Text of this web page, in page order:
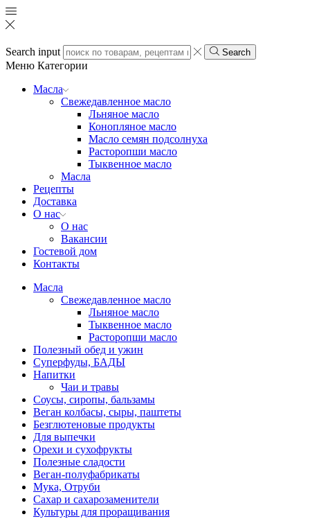
Search input Search
Меню Категории
Масла
Свежедавленное масло
Льняное масло
Конопляное масло
Масло семян подсолнуха
Расторопши масло
Тыквенное масло
Масла
Рецепты
Доставка
О нас
О нас
Вакансии
Гостевой дом
Контакты
Масла
Свежедавленное масло
Льняное масло
Тыквенное масло
Расторопши масло
Полезный обед и ужин
Суперфуды, БАДЫ
Напитки
Чаи и травы
Соусы, сиропы, бальзамы
Веган колбасы, сыры, паштеты
Безглютеновые продукты
Для выпечки
Орехи и сухофрукты
Полезные сладости
Веган-полуфабрикаты
Мука, Отруби
Сахар и сахарозаменители
Культуры для проращивания